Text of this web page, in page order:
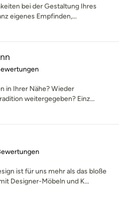
bei der Gestaltung Ihres
eigenes Empfinden,...
5 von 5 Sternen
in Ihrer Nähe? Wieder
weitergegeben? Einz...
5 von 5 Sternen
ist für uns mehr als das bloße
Designer-Möbeln und K...